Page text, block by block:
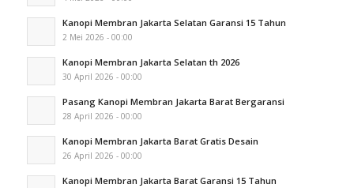
Kanopi Membran Jakarta Selatan Garansi 15 Tahun
2 Mei 2026 - 00:00
Kanopi Membran Jakarta Selatan th 2026
30 April 2026 - 00:00
Pasang Kanopi Membran Jakarta Barat Bergaransi
28 April 2026 - 00:00
Kanopi Membran Jakarta Barat Gratis Desain
26 April 2026 - 00:00
Kanopi Membran Jakarta Barat Garansi 15 Tahun